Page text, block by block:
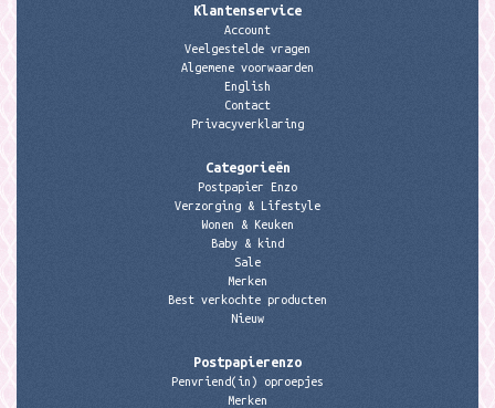
Klantenservice
Account
Veelgestelde vragen
Algemene voorwaarden
English
Contact
Privacyverklaring
Categorieën
Postpapier Enzo
Verzorging & Lifestyle
Wonen & Keuken
Baby & kind
Sale
Merken
Best verkochte producten
Nieuw
Postpapierenzo
Penvriend(in) oproepjes
Merken